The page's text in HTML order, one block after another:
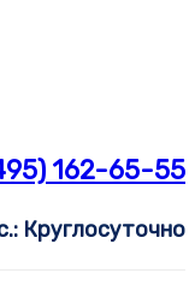
162-65-55
Круглосуточно